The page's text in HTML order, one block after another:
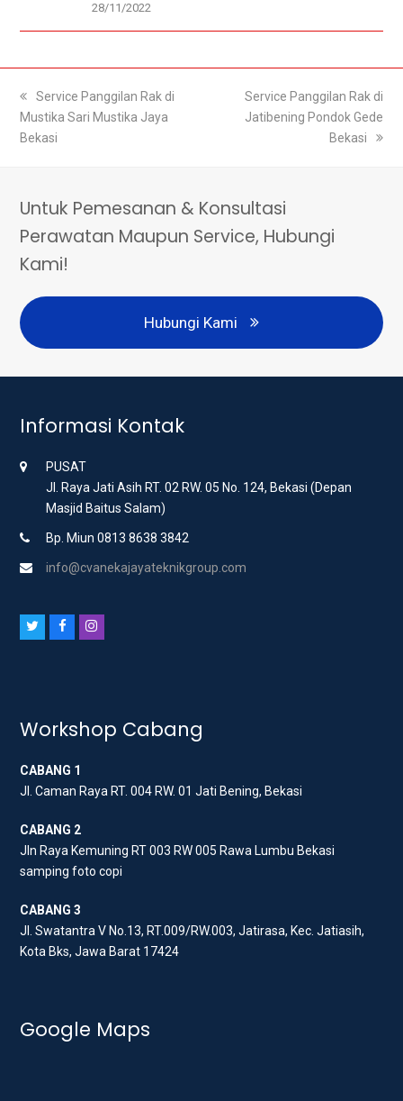
28/11/2022
previous
post:
Service Panggilan Rak di
Mustika Sari Mustika Jaya
Bekasi
next
post:
Service Panggilan Rak di
Jatibening Pondok Gede
Bekasi
Untuk Pemesanan & Konsultasi
Perawatan Maupun Service, Hubungi
Kami!
Hubungi Kami
Informasi Kontak
PUSAT
Jl. Raya Jati Asih RT. 02 RW. 05 No. 124, Bekasi (Depan
Masjid Baitus Salam)
Bp. Miun 0813 8638 3842
info@cvanekajayateknikgroup.com
t
r
b
o
k
a
a
Workshop Cabang
CABANG 1
Jl. Caman Raya RT. 004 RW. 01 Jati Bening, Bekasi
CABANG 2
Jln Raya Kemuning RT 003 RW 005 Rawa Lumbu Bekasi
samping foto copi
CABANG 3
Jl. Swatantra V No.13, RT.009/RW.003, Jatirasa, Kec. Jatiasih,
Kota Bks, Jawa Barat 17424
Google Maps